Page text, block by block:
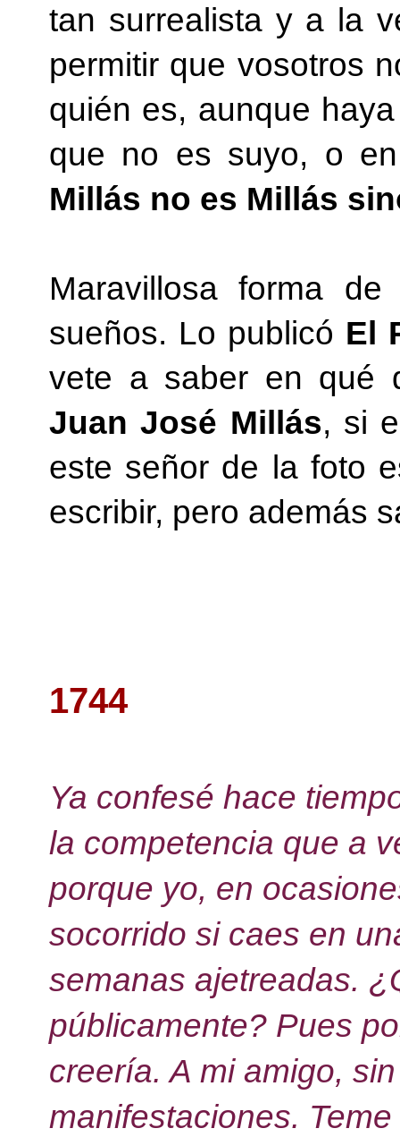
tan surrealista y a la
permitir que vosotros
quién es, aunque
que no es suyo, o
Millás no es Millás
Maravillosa forma
sueños. Lo publicó El
vete a saber en qué
Juan José Millás, si
este señor de la foto
escribir, pero además
1744
Ya confesé hace
la competencia que a
porque yo, en
socorrido si caes en
semanas ajetreadas.
públicamente? Pues
creería. A mi amigo,
manifestaciones.